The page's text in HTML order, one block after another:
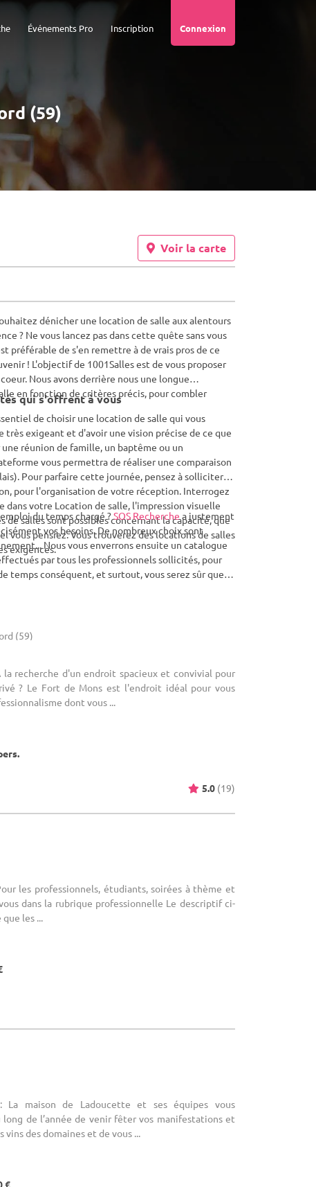
Connexion
Inscription
Événements Pro
(59)
Voir la carte
dénicher une location de salle aux alentours
? Ne vous lancez pas dans cette quête sans vous
préférable de s'en remettre à de vrais pros de ce
! L'objectif de 1001Salles est de vous proposer
Nous avons derrière nous une longue
en fonction de critères précis, pour combler
qui s'offrent à vous
de choisir une location de salle qui vous
exigeant et d'avoir une vision précise de ce que
réunion de famille, un baptême ou un
vous permettra de réaliser une comparaison
Pour parfaire cette journée, pensez à solliciter
pour l'organisation de votre réception. Interrogez
dans votre Location de salle, l'impression visuelle
salles sont possibles concernant la capacité, que
vous pensiez. Vous trouverez des locations de salles
exigences.
du temps chargé ?SOS Recherche a justement
vos besoins. De nombreux choix sont
Nous vous enverrons ensuite un catalogue
par tous les professionnels sollicités, pour
temps conséquent, et surtout, vous serez sûr que
? N'hésitez pas à nous solliciter.
(59)
la recherche d'un endroit spacieux et convivial pour
? Le Fort de Mons est l'endroit idéal pour vous
dont vous ...
5.0 (19)
les professionnels, étudiants, soirées à thème et
dans la rubrique professionnelle Le descriptif ci-
les ...
La maison de Ladoucette et ses équipes vous
de l’année de venir fêter vos manifestations et
vins des domaines et de vous ...
€